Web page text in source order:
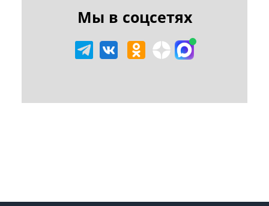
Мы в соцсетях